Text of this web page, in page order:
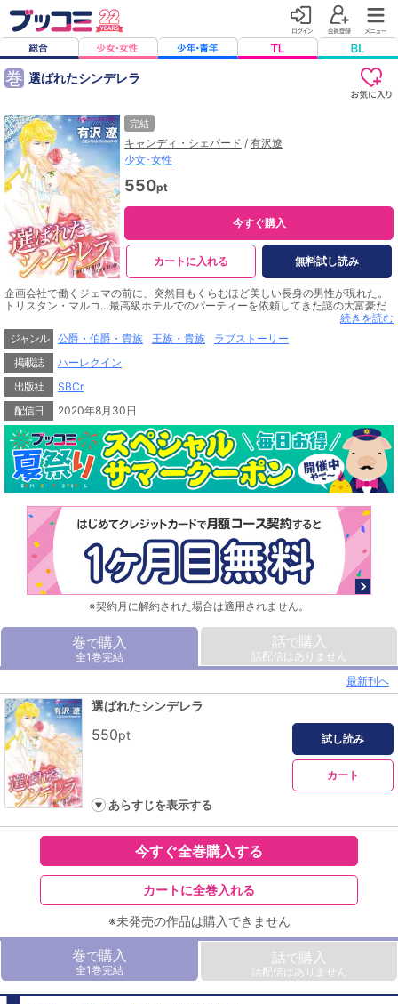
巻 選ばれたシンデレラ
完結
キャンディ・シェパード / 有沢遼
少女･女性
550pt
今すぐ購入
カートに入れる 無料試し読み
企画会社で働くジェマの前に、突然目もくらむほど美しい長身の男性が現れた。
トリスタン・マルコ…最高級ホテルでのパーティーを依頼してきた謎の大富豪だ
わ！ はるばる欧州のモントヴィア国から打ち合わせにやって来たという彼は、
ジェマをクルージングへと誘ってきた。ひと目惚れは危険だと嫌というほど思い
知ったのに、彼の魅力に抗えない。新たな恋の予感に戸惑いながらも心をときめ
かせるジェマ。トリスタンの正体が、モントヴィア国の皇太子だとは知らずに。
続きを読む
ジャンル
公爵・伯爵・貴族 王族・貴族
ラブストーリー
掲載誌
ハーレクイン
出版社
SBCr
配信日
2020年8月30日
※契約月に解約された場合は適用されません。
巻で購入
全1巻完結
話で購入
話配信はありません
最新刊へ
選ばれたシンデレラ
550pt 試し読み
カート
あらすじを表示する
今すぐ全巻購入する
カートに全巻入れる
※未発売の作品は購入できません
巻で購入
全1巻完結
話で購入
話配信はありません